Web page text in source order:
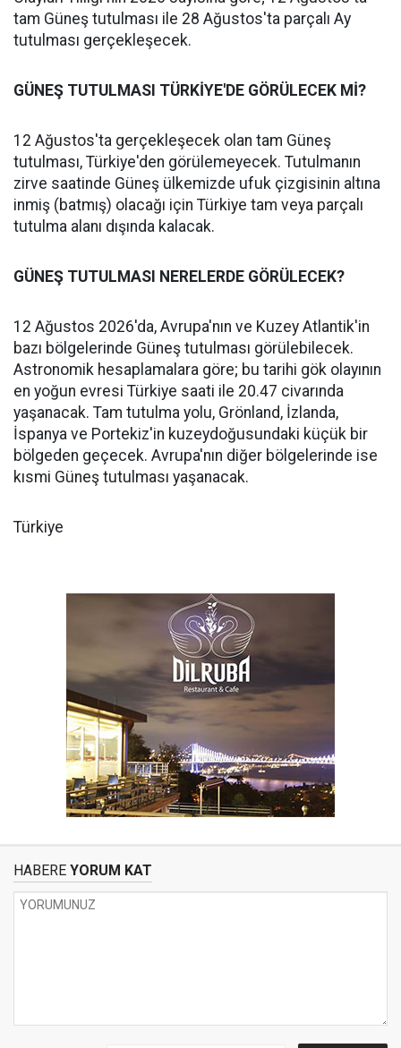
tam Güneş tutulması ile 28 Ağustos'ta parçalı Ay
tutulması gerçekleşecek.
GÜNEŞ TUTULMASI TÜRKİYE'DE GÖRÜLECEK Mİ?
12 Ağustos'ta gerçekleşecek olan tam Güneş
tutulması, Türkiye'den görülemeyecek. Tutulmanın
zirve saatinde Güneş ülkemizde ufuk çizgisinin altına
inmiş (batmış) olacağı için Türkiye tam veya parçalı
tutulma alanı dışında kalacak.
GÜNEŞ TUTULMASI NERELERDE GÖRÜLECEK?
12 Ağustos 2026'da, Avrupa'nın ve Kuzey Atlantik'in
bazı bölgelerinde Güneş tutulması görülebilecek.
Astronomik hesaplamalara göre; bu tarihi gök olayının
en yoğun evresi Türkiye saati ile 20.47 civarında
yaşanacak. Tam tutulma yolu, Grönland, İzlanda,
İspanya ve Portekiz'in kuzeydoğusundaki küçük bir
bölgeden geçecek. Avrupa'nın diğer bölgelerinde ise
kısmi Güneş tutulması yaşanacak.
Türkiye
HABERE YORUM KAT